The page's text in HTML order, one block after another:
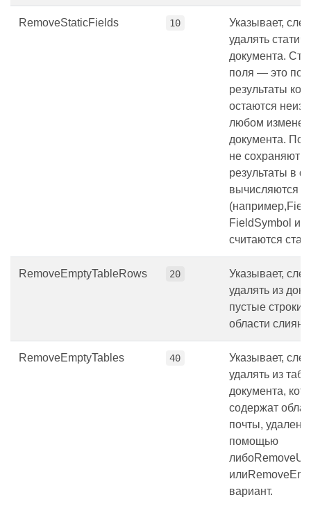
RemoveStaticFields 10
Указывает,
удалять
документа.
поля — это
результаты
остаются
любом
документа.
не сохраняют
результаты в
вычисляются
FieldSymbol и
считаются
RemoveEmptyTableRows 20
Указывает,
удалять из
пустые
области
RemoveEmptyTables 40
Указывает,
удалять из
документа,
содержат
почты,
помощью
вариант.